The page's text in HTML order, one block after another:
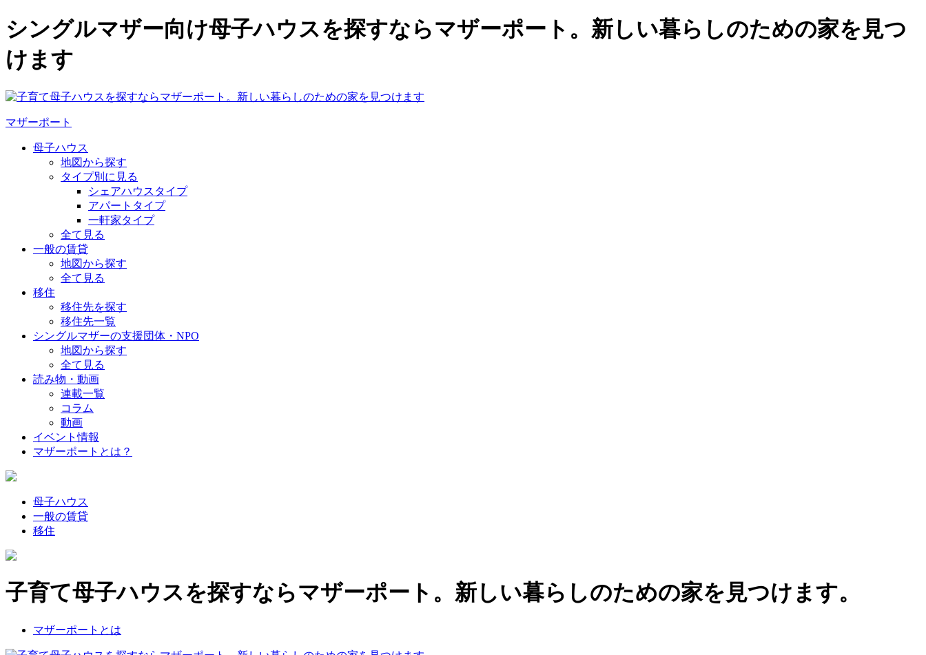
シングルマザー向け母子ハウスを探すならマザーポート。新しい暮らしのための家を見つ
けます
マザーポート
母子ハウス
地図から探す
タイプ別に見る
シェアハウスタイプ
アパートタイプ
一軒家タイプ
全て見る
一般の賃貸
地図から探す
全て見る
移住
移住先を探す
移住先一覧
シングルマザーの支援団体・NPO
地図から探す
全て見る
読み物・動画
連載一覧
コラム
動画
イベント情報
マザーポートとは？
母子ハウス
一般の賃貸
移住
子育て母子ハウスを探すならマザーポート。新しい暮らしのための家を見つけます。
マザーポートとは